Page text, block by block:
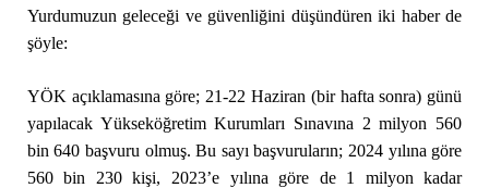
Yurdumuzun geleceği ve güvenliğini düşündüren iki haber de
şöyle:
YÖK açıklamasına göre; 21-22 Haziran (bir hafta sonra) günü
yapılacak Yükseköğretim Kurumları Sınavına 2 milyon 560
bin 640 başvuru olmuş. Bu sayı başvuruların; 2024 yılına göre
560 bin 230 kişi, 2023’e yılına göre de 1 milyon kadar